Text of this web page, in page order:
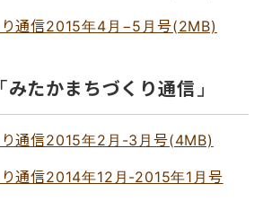
通信2015年4月−5月号(2MB)
たかまちづくり通信」
通信2015年2月-3月号(4MB)
通信2014年12月-2015年1月号